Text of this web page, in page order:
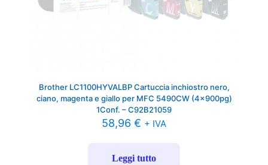
Brother LC1100HYVALBP Cartuccia inchiostro nero,
ciano, magenta e giallo per MFC 5490CW (4x900pg)
1Conf. – C92B21059
58,96 € + IVA
Leggi tutto